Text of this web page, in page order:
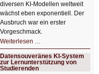
diversen KI-Modellen weltweit
wächst eben exponentiell. Der
Ausbruch war ein erster
Vorgeschmack.
Weiterlesen …
Der
Ausbruch
der
KI
Datensouveränes KI-System
zur Lernunterstützung von
Studierenden